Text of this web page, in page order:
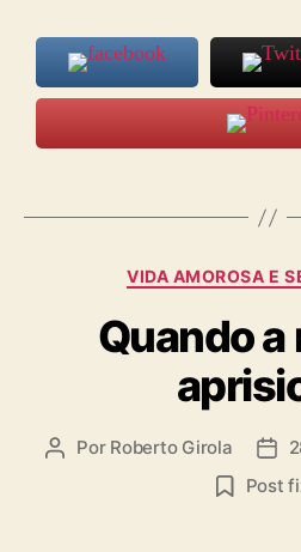
VIDA AMOROSA E
Quando a
Autor
Por Roberto Girola
Post